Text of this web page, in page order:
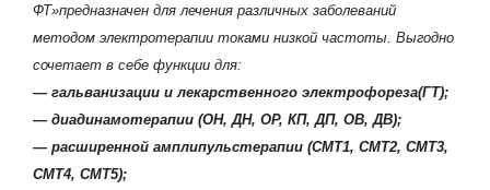
ФТ»предназначен для лечения различных заболеваний
методом электротерапии токами низкой частоты. Выгодно
сочетает в себе функции для:
— гальванизации и лекарственного электрофореза(ГТ);
— диадинамотерапии (ОН, ДН, ОР, КП, ДП, ОВ, ДВ);
— расширенной амплипульстерапии (СМТ1, СМТ2, СМТ3,
СМТ4, СМТ5);